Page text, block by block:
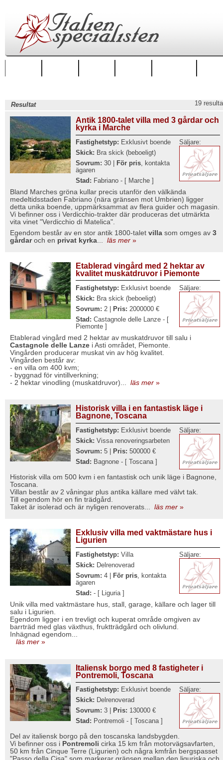
19
Resultat
Antik 1800-talet villa med 3 gårdar och
kyrka i Marche
Fastighetstyp: Exklusivt boende
Skick: Bra skick (beboeligt)
Sovrum: 30 | För pris, kontakta
ägaren
Stad: Fabriano - [ Marche ]
Säljare:
Bland Marches gröna kullar precis utanför den välkända
medeltidsstaden Fabriano (nära gränsen mot Umbrien) ligger
detta unika boende, uppmärksammat av flera guider och magasin.
Vi befinner oss i Verdicchio-trakter där produceras det utmärkta
vita vinet "Verdicchio di Matelica".
Egendom består av en stor antik 1800-talet villa som omges av 3
gårdaroch en privat kyrka läs mer »
Etablerad vingård med 2 hektar av
kvalitet muskatdruvor i Piemonte
Fastighetstyp: Exklusivt boende
Skick: Bra skick (beboeligt)
Sovrum: 2 | Pris: 2000000 €
Stad: Castagnole delle Lanze - [
Piemonte ]
Säljare:
Etablerad vingård med 2 hektar av muskatdruvor till salu i
Castagnole delle Lanze i Asti området, Piemonte.
Vingården producerar muskat vin av hög kvalitet.
Vingården består av:
- en villa om 400 kvm;
- byggnad för vintillverkning;
- 2 hektar vinodling (muskatdruvor)...
läs mer »
Historisk villa i en fantastisk läge i
Bagnone, Toscana
Fastighetstyp: Exklusivt boende
Skick: Vissa renoveringsarbeten
Sovrum: 5 | Pris: 500000 €
Stad: Bagnone - [ Toscana ]
Säljare:
Historisk villa om 500 kvm i en fantastisk och unik läge i Bagnone,
Toscana.
Villan består av 2 våningar plus antika källare med välvt tak.
Till egendom hör en fin trädgård.
Taket är isolerad och är nyligen renoverats...
läs mer »
Exklusiv villa med vaktmästare hus i
Ligurien
Fastighetstyp: Villa
Skick: Delrenoverad
Sovrum: 4 | För pris, kontakta
ägaren
Stad: - [ Liguria ]
Säljare:
Unik villa med vaktmästare hus, stall, garage, källare och lager till
salu i Ligurien.
Egendom ligger i en trevligt och kuperat område omgiven av
barrträd med glas växthus, fruktträdgård och olivlund.
Inhägnad egendom...
läs mer »
Italiensk borgo med 8 fastigheter i
Pontremoli, Toscana
Fastighetstyp: Exklusivt boende
Skick: Delrenoverad
Sovrum: 3 | Pris: 130000 €
Stad: Pontremoli - [ Toscana ]
Säljare:
Del av italiensk borgo på den toscanska landsbygden.
Vi befinner oss i Pontremoli cirka 15 km från motorvägsavfarten,
50 km från Cinque Terre (Ligurien) och några kmfrån bergspasset